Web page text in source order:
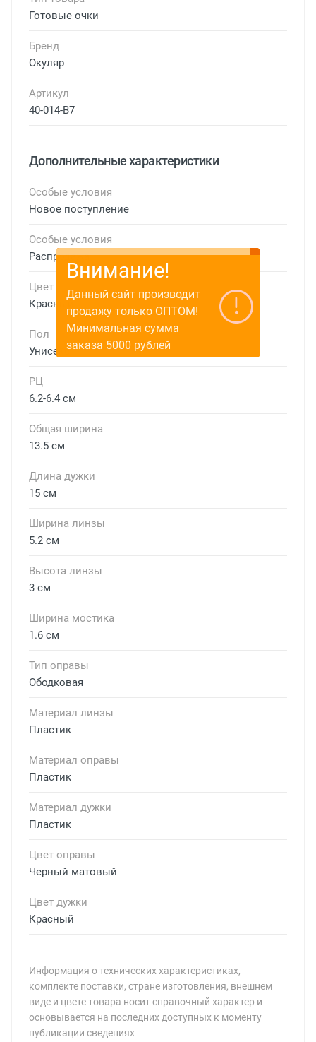
Готовые очки
Бренд
Окуляр
Артикул
40-014-В7
Дополнительные характеристики
Особые условия
Новое поступление
Особые условия
Распродажа
Цвет
Красный
Пол
Унисекс
РЦ
6.2-6.4 см
Общая ширина
13.5 см
Длина дужки
15 см
Ширина линзы
5.2 см
Высота линзы
3 см
Ширина мостика
1.6 см
Тип оправы
Ободковая
Материал линзы
Пластик
Материал оправы
Пластик
Материал дужки
Пластик
Цвет оправы
Черный матовый
Цвет дужки
Красный
Информация о технических характеристиках,
комплекте поставки, стране изготовления, внешнем
виде и цвете товара носит справочный характер и
основывается на последних доступных к моменту
публикации сведениях
Внимание!
Данный сайт производит
продажу только ОПТОМ!
Минимальная сумма
заказа 5000 рублей